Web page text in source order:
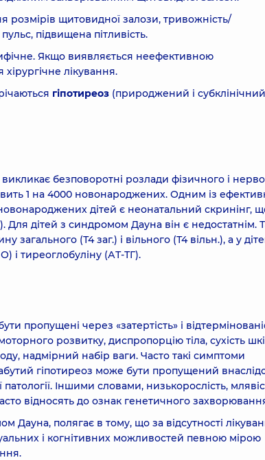
розмірів щитовидної залози, тривожність/
підвищена пітливість.
Якщо виявляється неефективною
лікування.
гіпотиреоз (природжений і
безповоротні розлади фізичного і
1 на 4000 новонароджених. Одним із
дітей є неонатальний скринінг,
Для дітей з синдромом Дауна він є недостатнім.
(Т4 заг.) і вільного (Т4 вільн.), а у
і тиреоглобуліну (АТ-ТГ).
пропущені через «затертість» і
розвитку, диспропорцію тіла, сухість
надмірний набір ваги. Часто такі симптоми
гіпотиреоз може бути пропущений
Іншими словами, низькорослість,
відносять до ознак генетичного
Дауна, полягає в тому, що за відсутності
і когнітивних можливостей певною мірою